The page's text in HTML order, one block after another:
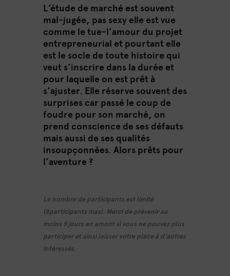
L’étude de marché est souvent
mal-jugée, pas sexy elle est vue
comme le tue-l’amour du projet
entrepreneurial et pourtant elle
est le socle de toute histoire qui
veut s’inscrire dans la durée et
pour laquelle on est prêt à
s’ajuster. Elle réserve souvent des
surprises car passé le coup de
foudre pour son marché, on
prend conscience de ses défauts
mais aussi de ses qualités
insoupçonnées. Alors prêts pour
l’aventure ?
Le nombre de participants est limité
(8participants max). Merci de prévenir au
moins 5 jours en amont si vous ne pouvez plus
participer et ainsi laisser votre place à d’autres
intéressés.